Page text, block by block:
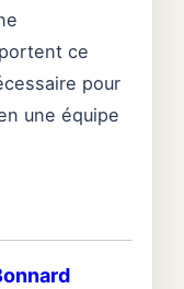
ce
pour
une équipe